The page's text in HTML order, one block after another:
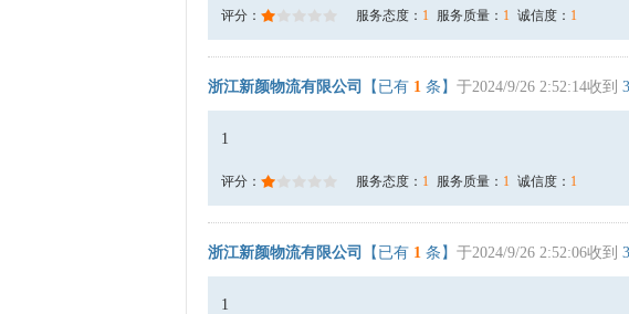
评分： 服务态度： 1 服务质量： 1 诚信度： 1
浙江新颜物流有限公司 【已有 1 条】 于2024/9/26 2:52:14收到
1
评分： 服务态度： 1 服务质量： 1 诚信度： 1
浙江新颜物流有限公司 【已有 1 条】 于2024/9/26 2:52:06收到
1